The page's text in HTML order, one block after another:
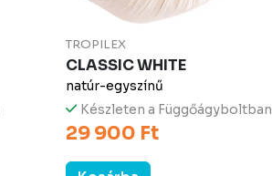
TROPILEX
CLASSIC WHITE
natúr-egyszínű
Készleten a Függőágyboltban
29 900 Ft